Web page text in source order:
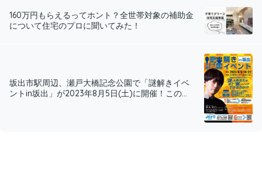
160万円もらえるってホント？全世帯対象の補助金
について住宅のプロに聞いてみた！
坂出市駅周辺、瀬戸大橋記念公園で「謎解きイベ
ントin坂出」が2023年8月5日(土)に開催！この...